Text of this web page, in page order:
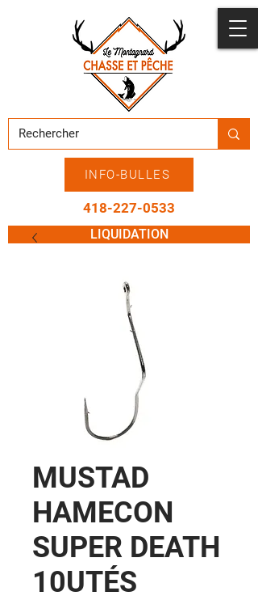
INFO-BULLES
418-227-0533
LIQUIDATION
MUSTAD
HAMECON
SUPER DEATH
10UTÉS